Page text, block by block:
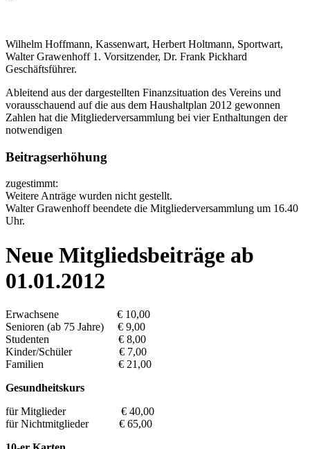
Wilhelm Hoffmann, Kassenwart, Herbert Holtmann, Sportwart,
Walter Grawenhoff 1. Vorsitzender, Dr. Frank Pickhard
Geschäftsführer.
Ableitend aus der dargestellten Finanzsituation des Vereins und
vorausschauend auf die aus dem Haushaltplan 2012 gewonnen
Zahlen hat die Mitgliederversammlung bei vier Enthaltungen der
notwendigen
Beitragserhöhung
zugestimmt:
Weitere Anträge wurden nicht gestellt.
Walter Grawenhoff beendete die Mitgliederversammlung um 16.40
Uhr.
Neue Mitgliedsbeiträge ab
01.01.2012
Erwachsene € 10,00
Senioren (ab 75 Jahre) € 9,00
Studenten € 8,00
Kinder/Schüler € 7,00
Familien € 21,00
Gesundheitskurs
für Mitglieder € 40,00
für Nichtmitglieder € 65,00